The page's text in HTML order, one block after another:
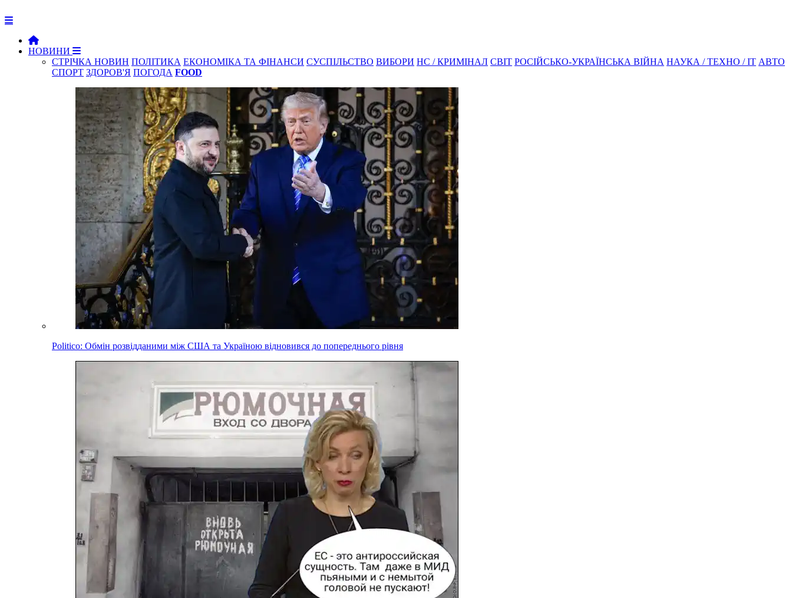
НОВИНИ
СТРІЧКА НОВИН ПОЛІТИКА ЕКОНОМІКА ТА ФІНАНСИ СУСПІЛЬСТВО ВИБОРИ НС / КРИМІНАЛ СВІТ РОСІЙСЬКО-УКРАЇНСЬКА ВІЙНА НАУКА / ТЕХНО / IT АВТО
СПОРТ ЗДОРОВ'Я ПОГОДА FOOD
Politico: Обмін розвідданими між США та Україною відновився до попереднього рівня